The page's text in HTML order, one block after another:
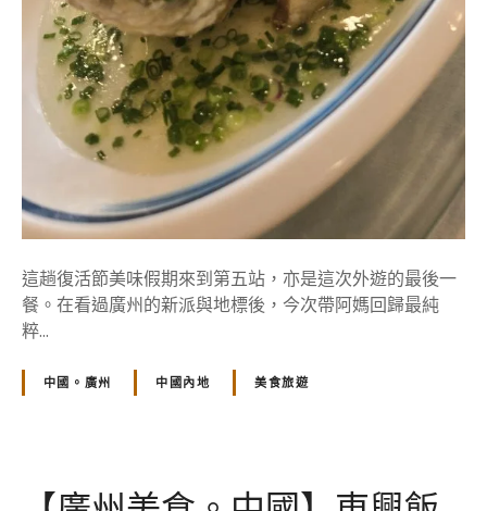
國
一
蔥
油
飛
魚
的
這趟復活節美味假期來到第五站，亦是這次外遊的最後一
餐。在看過廣州的新派與地標後，今次帶阿媽回歸最純
粹...
中國。廣州 中國內地 美食旅遊